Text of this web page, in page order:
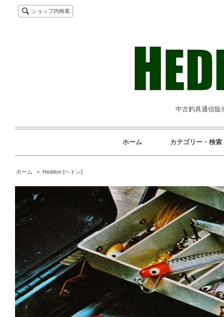
ショップ内検索
中古釣具通信販
ホーム カテゴリー・検索
ホーム > Heddon [ヘドン]